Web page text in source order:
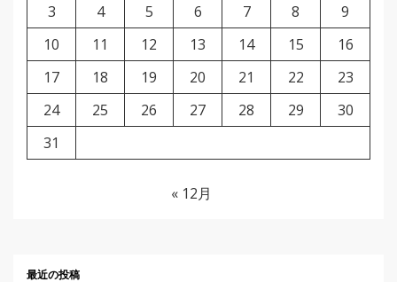
3
4 5 6 7 8
9
10
11 12 13 14 15
16
17
18 19 20 21 22
23
24
25 26 27 28 29
30
31
« 12月
最近の投稿